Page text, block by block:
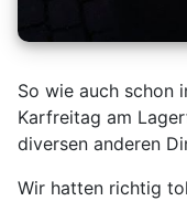
So wie auch schon
Karfreitag am
diversen anderen
Wir hatten richtig